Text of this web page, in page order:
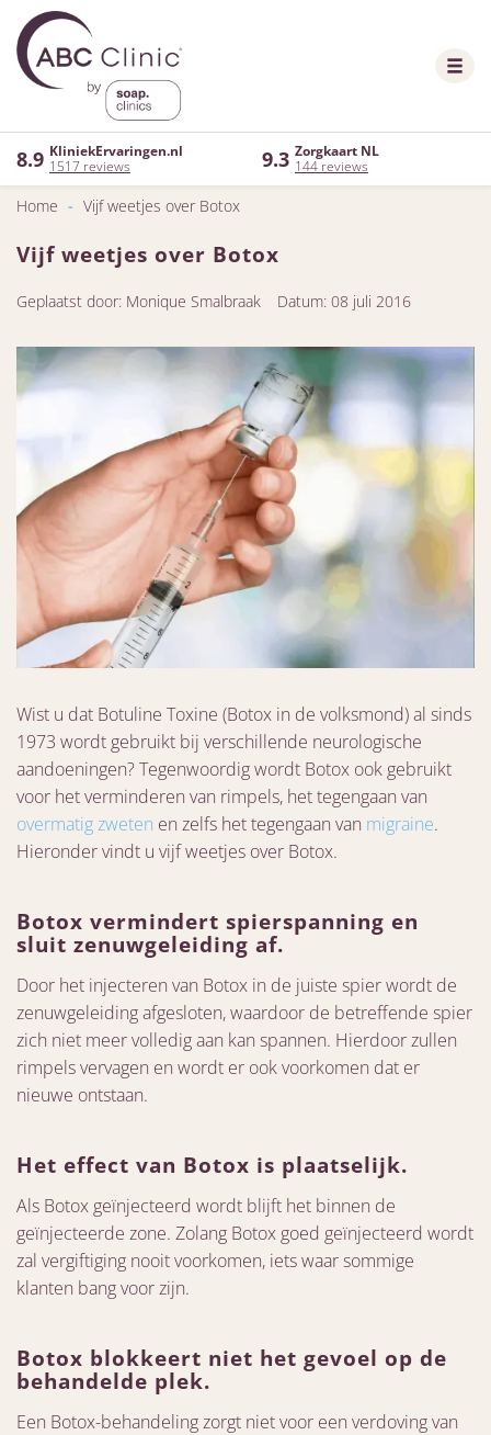
8.9 KliniekErvaringen.nl
1517 reviews
9.3 Zorgkaart NL
144 reviews
Home - Vijf weetjes over Botox
Vijf weetjes over Botox
Geplaatst door: Monique Smalbraak Datum: 08 juli 2016
Wist u dat Botuline Toxine (Botox in de volksmond) al sinds
1973 wordt gebruikt bij verschillende neurologische
aandoeningen? Tegenwoordig wordt Botox ook gebruikt
voor het verminderen van rimpels, het tegengaan van
overmatig zweten en zelfs het tegengaan van migraine.
Hieronder vindt u vijf weetjes over Botox.
Botox vermindert spierspanning en
sluit zenuwgeleiding af.
Door het injecteren van Botox in de juiste spier wordt de
zenuwgeleiding afgesloten, waardoor de betreffende spier
zich niet meer volledig aan kan spannen. Hierdoor zullen
rimpels vervagen en wordt er ook voorkomen dat er
nieuwe ontstaan.
Het effect van Botox is plaatselijk.
Als Botox geïnjecteerd wordt blijft het binnen de
geïnjecteerde zone. Zolang Botox goed geïnjecteerd wordt
zal vergiftiging nooit voorkomen, iets waar sommige
klanten bang voor zijn.
Botox blokkeert niet het gevoel op de
behandelde plek.
Een Botox-behandeling zorgt niet voor een verdoving van